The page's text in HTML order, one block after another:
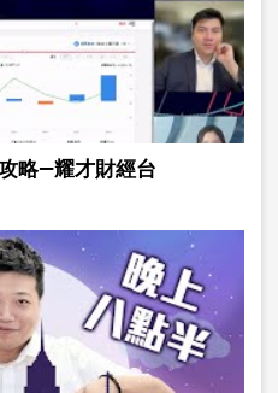
略—耀才財經台